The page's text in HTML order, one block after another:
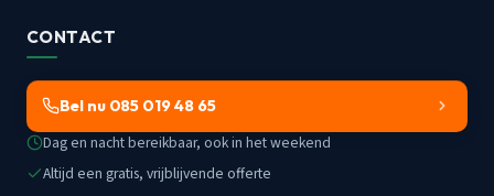
CONTACT
Bel nu 085 019 48 65
Dag en nacht bereikbaar, ook in het weekend
Altijd een gratis, vrijblijvende offerte